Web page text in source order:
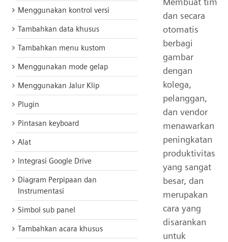
Menggunakan kontrol versi
Tambahkan data khusus
Tambahkan menu kustom
Menggunakan mode gelap
Menggunakan Jalur Klip
Plugin
Pintasan keyboard
Alat
Integrasi Google Drive
Diagram Perpipaan dan
Instrumentasi
Simbol sub panel
Tambahkan acara khusus
dan secara
otomatis
berbagi
gambar
dengan
kolega,
pelanggan,
dan vendor
menawarkan
peningkatan
produktivitas
yang sangat
besar, dan
merupakan
cara yang
disarankan
untuk